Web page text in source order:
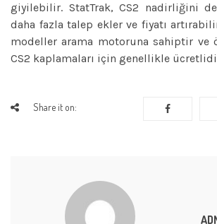
giyilebilir. StatTrak, CS2 nadirliğini
daha fazla talep ekler ve fiyatı
modeller arama motoruna sahiptir ve
CS2 kaplamaları için genellikle
Share it on: